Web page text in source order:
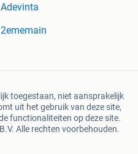
Adevinta
2ememain
toegestaan, niet aansprakelijk
uit het gebruik van deze site,
functionaliteiten op deze site.
Alle rechten voorbehouden.